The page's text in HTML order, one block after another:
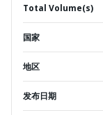
Total Volume(s)
国家
地区
发布日期